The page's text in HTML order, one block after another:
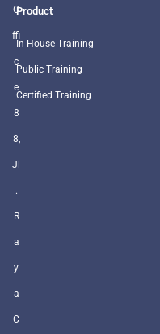
O
ffi
c
e
8
8,
Jl
.
R
a
y
a
C
Product
In House Training
Public Training
Certified Training